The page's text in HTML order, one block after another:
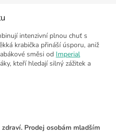
intenzivní plnou chuť s
krabička přináší úsporu, aniž
směsi od Imperial
kteří hledají silný zážitek a
Prodej osobám mladším